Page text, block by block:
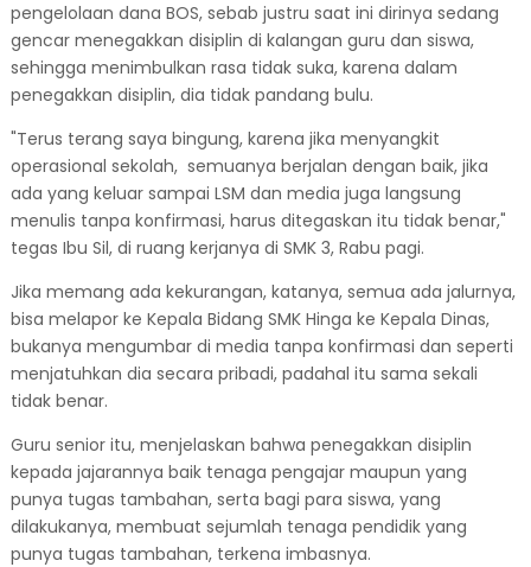
pengelolaan dana BOS, sebab justru saat ini dirinya sedang
gencar menegakkan disiplin di kalangan guru dan siswa,
sehingga menimbulkan rasa tidak suka, karena dalam
penegakkan disiplin, dia tidak pandang bulu.
"Terus terang saya bingung, karena jika menyangkit
operasional sekolah, semuanya berjalan dengan baik, jika
ada yang keluar sampai LSM dan media juga langsung
menulis tanpa konfirmasi, harus ditegaskan itu tidak benar,"
tegas Ibu Sil, di ruang kerjanya di SMK 3, Rabu pagi.
Jika memang ada kekurangan, katanya, semua ada jalurnya,
bisa melapor ke Kepala Bidang SMK Hinga ke Kepala Dinas,
bukanya mengumbar di media tanpa konfirmasi dan seperti
menjatuhkan dia secara pribadi, padahal itu sama sekali
tidak benar.
Guru senior itu, menjelaskan bahwa penegakkan disiplin
kepada jajarannya baik tenaga pengajar maupun yang
punya tugas tambahan, serta bagi para siswa, yang
dilakukanya, membuat sejumlah tenaga pendidik yang
punya tugas tambahan, terkena imbasnya.